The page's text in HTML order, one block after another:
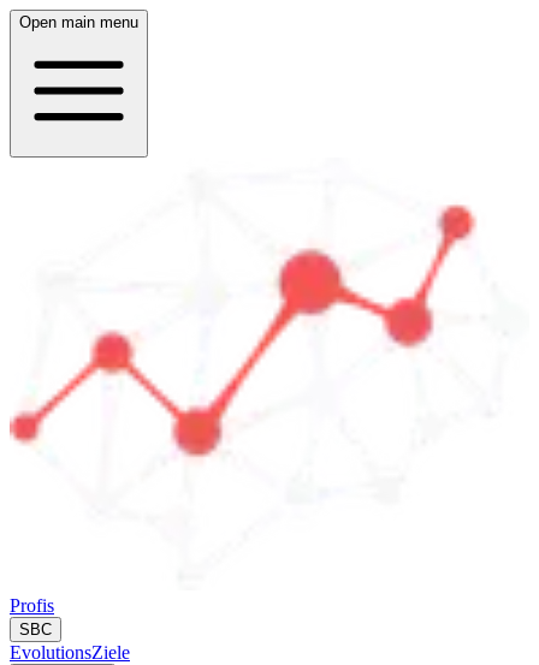
Open main menu
Profis
SBC
EvolutionsZiele